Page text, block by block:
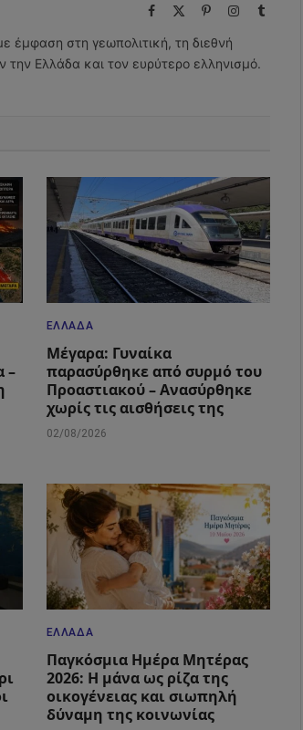
Facebook PinterestInstagramTumblr
έμφαση στη γεωπολιτική, τη διεθνή
την Ελλάδα και τον ευρύτερο ελληνισμό.
–
ΕΛΛΆΔΑ
Μέγαρα: Γυναίκα
παρασύρθηκε από συρμό του
Προαστιακού – Ανασύρθηκε
χωρίς τις αισθήσεις της
02/08/2026
ΕΛΛΆΔΑ
Παγκόσμια Ημέρα Μητέρας
2026: Η μάνα ως ρίζα της
οικογένειας και σιωπηλή
δύναμη της κοινωνίας